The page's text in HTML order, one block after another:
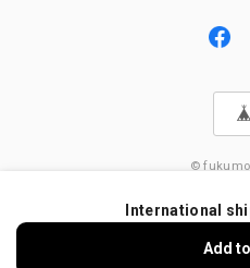
©
International
Add